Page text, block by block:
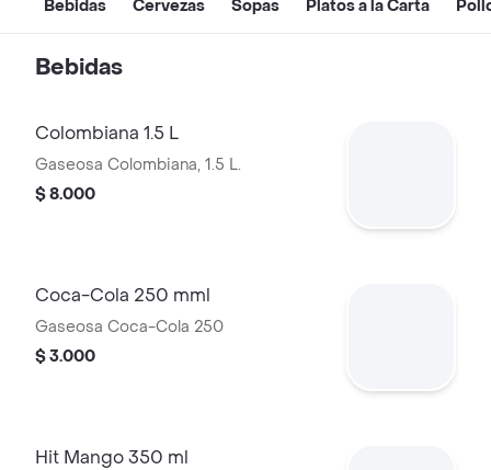
Bebidas Cervezas Sopas Platos a la Carta
Bebidas
Colombiana 1.5 L
Gaseosa Colombiana, 1.5 L.
$ 8.000
Coca-Cola 250 mml
Gaseosa Coca-Cola 250
$ 3.000
Hit Mango 350 ml